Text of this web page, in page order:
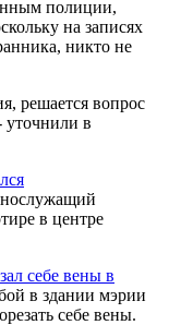
полиции,
на записях
никто не
решается вопрос
уточнили в
в центре
себе вены в
в здании мэрии
себе вены.